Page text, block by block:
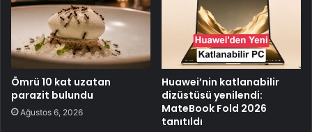
Ömrü 10 kat uzatan
parazit bulundu
Ağustos 6, 2026
Huawei’nin katlanabilir
dizüstüsü yenilendi:
MateBook Fold 2026
tanıtıldı